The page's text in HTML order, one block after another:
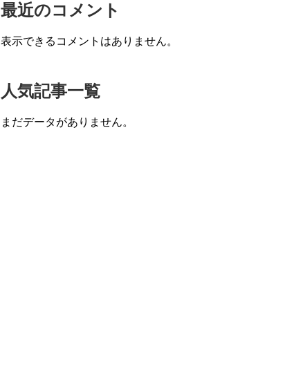
最近のコメント
表示できるコメントはありません。
人気記事一覧
まだデータがありません。